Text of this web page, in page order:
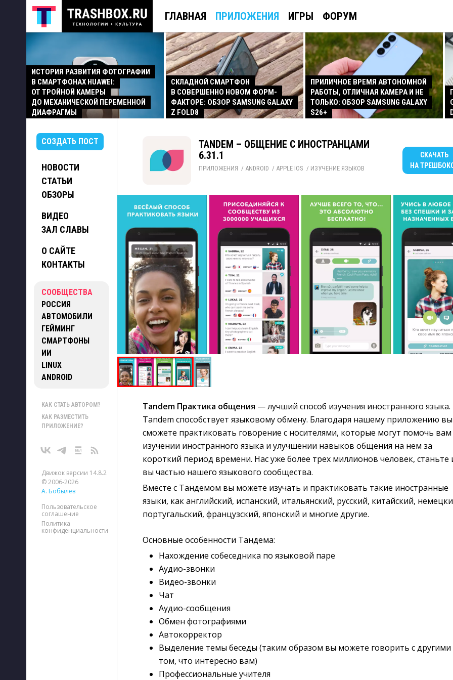
ГЛАВНАЯ ПРИЛОЖЕНИЯ ИГРЫ ФОРУМ
ИСТОРИЯ РАЗВИТИЯ ФОТОГРАФИИ
В СМАРТФОНАХ HUAWEI:
ОТ ТРОЙНОЙ КАМЕРЫ
ДО МЕХАНИЧЕСКОЙ ПЕРЕМЕННОЙ
ДИАФРАГМЫ
СКЛАДНОЙ СМАРТФОН
В СОВЕРШЕННО НОВОМ ФОРМ-
ФАКТОРЕ: ОБЗОР SAMSUNG GALAXY
Z FOLD8
ПРИЛИЧНОЕ ВРЕМЯ АВТОНОМНОЙ
РАБОТЫ, ОТЛИЧНАЯ КАМЕРА И НЕ
ТОЛЬКО: ОБЗОР SAMSUNG GALAXY
S26+
СОЗДАТЬ ПОСТ
НОВОСТИ
СТАТЬИ
ОБЗОРЫ
ВИДЕО
ЗАЛ СЛАВЫ
О САЙТЕ
КОНТАКТЫ
СООБЩЕСТВА
РОССИЯ
АВТОМОБИЛИ
ГЕЙМИНГ
СМАРТФОНЫ
ИИ
LINUX
ANDROID
КАК СТАТЬ АВТОРОМ?
КАК РАЗМЕСТИТЬ
ПРИЛОЖЕНИЕ?
Движок версии 14.8.2
© 2006-2026
А. Бобылев
Пользовательское
соглашение
Политика
конфиденциальности
TANDEM – ОБЩЕНИЕ С ИНОСТРАНЦАМИ
6.31.1
ПРИЛОЖЕНИЯ / ANDROID / APPLE IOS / ИЗУЧЕНИЕ ЯЗЫКОВ
СКАЧАТЬ
НА
Таndem Практика общения — лучший способ изучения иностранного языка.
Таndem способствует языковому обмену. Благодаря нашему приложению вы
сможете практиковать говорение с носителями, которые могут помочь вам
изучении иностранного языка и улучшении навыков общения на нем за
короткий период времени. Нас уже более трех миллионов человек, станьте
вы частью нашего языкового сообщества.
Вместе с Тандемом вы можете изучать и практиковать такие иностранные
языки, как английский, испанский, итальянский, русский, китайский,
португальский, французский, японский и многие другие.
Основные особенности Тандема:
Нахождение собеседника по языковой паре
Аудио-звонки
Видео-звонки
Чат
Аудио-сообщения
Обмен фотографиями
Автокорректор
Выделение темы беседы (таким образом вы можете говорить с другими
том, что интересно вам)
Профессиональные учителя